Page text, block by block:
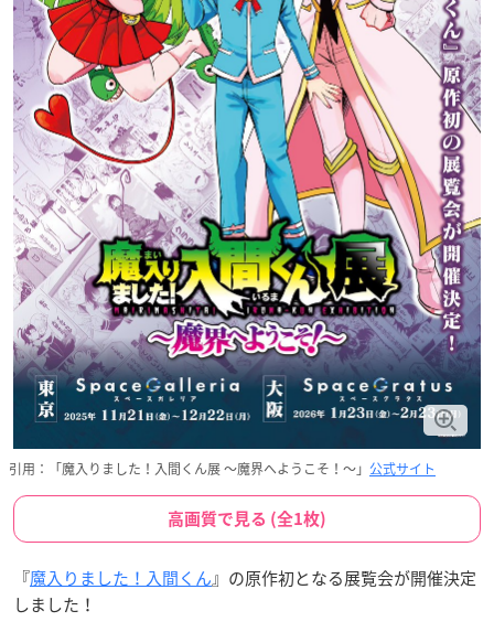
引用：「魔入りました！入間くん展 ～魔界へようこそ！～」 公式サイト
高画質で見る (全1枚)
『魔入りました！入間くん』の原作初となる展覧会が開催決定
しました！